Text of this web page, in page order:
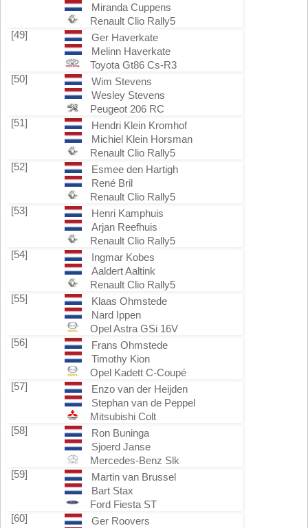
Miranda Cuppens
Renault Clio Rally5
[49]
Ger Haverkate
Melinn Haverkate
Toyota Gt86 Cs-R3
[50]
Wim Stevens
Wesley Stevens
Peugeot 206 RC
[51]
Hendri Klein Kromhof
Michiel Klein Horsman
Renault Clio Rally5
[52]
Esmee den Hartigh
René Bril
Renault Clio Rally5
[53]
Henri Kamphuis
Arjan Reefhuis
Renault Clio Rally5
[54]
Ingmar Kobes
Aaldert Aaltink
Renault Clio Rally5
[55]
Klaas Ohmstede
Nard Ippen
Opel Astra GSi 16V
[56]
Frans Ohmstede
Timothy Kion
Opel Kadett C-Coupé
[57]
Enzo van der Heijden
Stephan van de Peppel
Mitsubishi Colt
[58]
Ron Buninga
Sjoerd Janse
Mercedes-Benz Slk
[59]
Martin van Brussel
Bart Stax
Ford Fiesta ST
[60]
Ger Roovers